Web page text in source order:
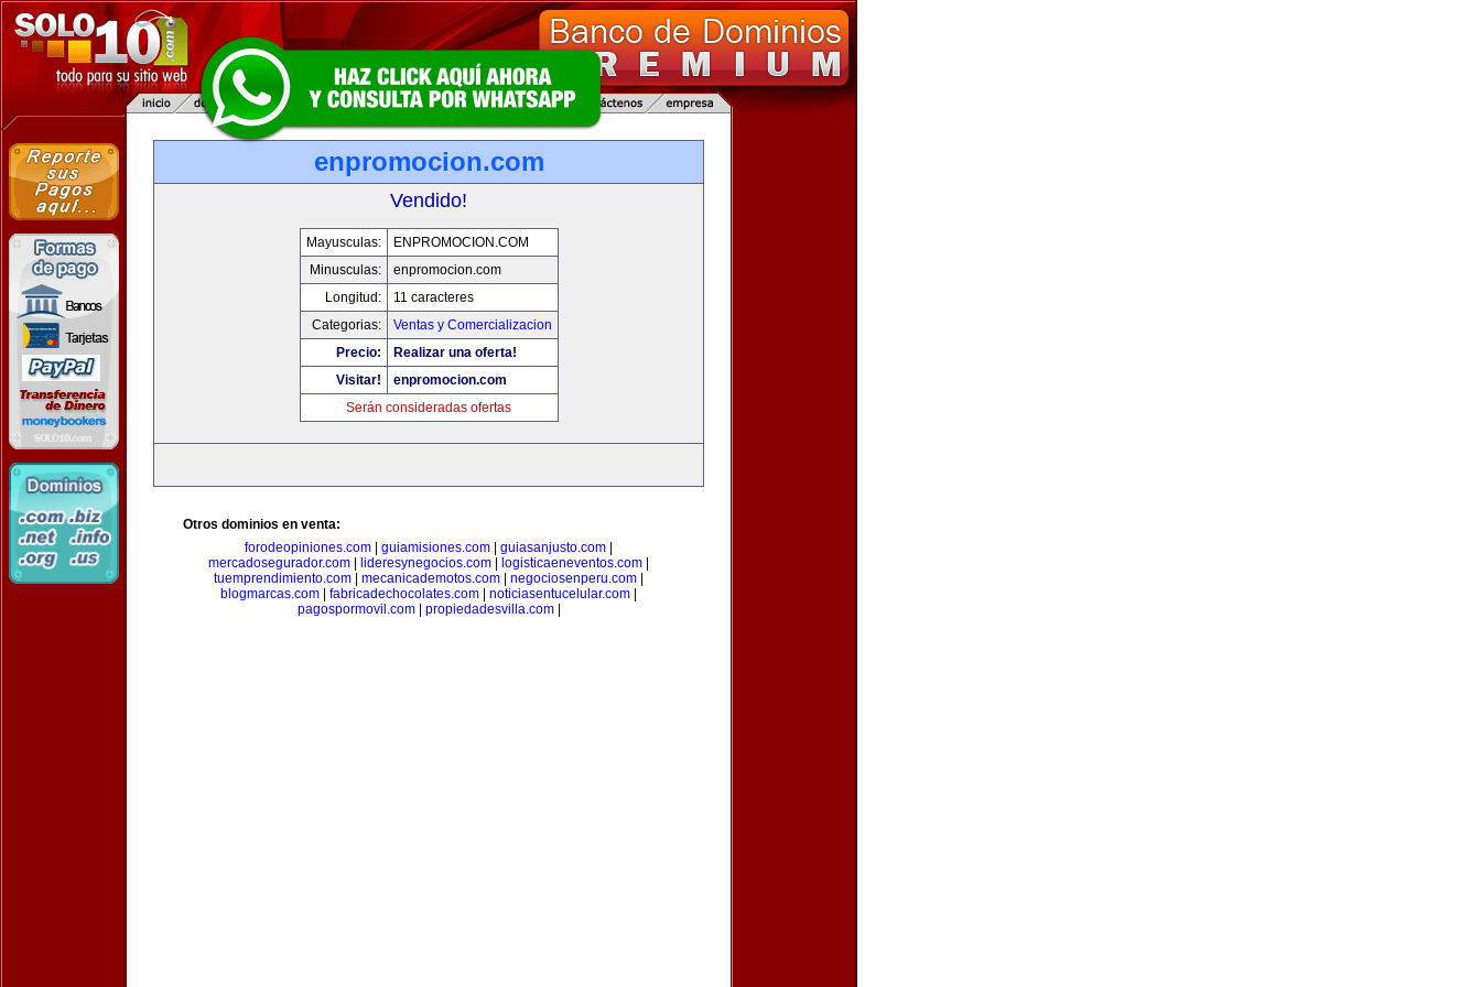
enpromocion.com
Vendido!
Mayusculas:
ENPROMOCION.COM
Minusculas:
enpromocion.com
Longitud:
11 caracteres
Categorias:
Ventas y Comercializacion
Precio:
Realizar una oferta!
Visitar!
enpromocion.com
Serán consideradas ofertas
Otros dominios en venta:
forodeopiniones.com
guiamisiones.com guiasanjusto.com
mercadosegurador.com
lideresynegocios.com logisticaeneventos.com
tuemprendimiento.com
mecanicademotos.com negociosenperu.com
blogmarcas.com
fabricadechocolates.com noticiasentucelular.com
pagospormovil.com| propiedadesvilla.com|